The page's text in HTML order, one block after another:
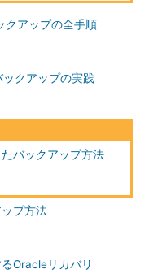
が発生しても、ほかの
ています（非同期伝搬
能性と、各データベー
などの競合が発生する可
タベースに接続し直す
のようなことからマル
ックアップとして利用で
クアップの全手順
クアップの実践
バックアップ方法
プ方法
Oracleリカバリ